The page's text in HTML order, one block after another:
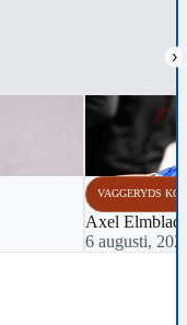
›
VAGGERYDS
Axel Elmblad
6 augusti,